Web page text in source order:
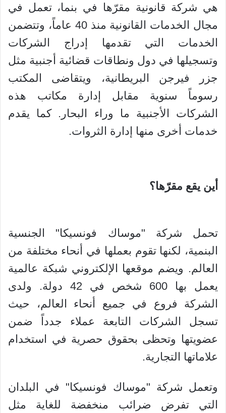
هي شركة قانونية مقرّها في بنما، تعمل في
مجال الخدمات القانونية منذ 40 عاماً، وتتضمن
الخدمات التي تقدمها إدراج الشركات
وتسجيلها في دول ونطاقات قضائية أجنبية مثل
جزر فيرجن البريطانية، ويتقاضى المكتب
رسوماً سنوية مقابل إدارة مكاتب هذه
الشركات الأجنبية ما وراء البحار. كما يقدم
خدمات أخرى منها إدارة الثروات.
أين يقع مقرّها؟
تحمل شركة "موساك فونسيكا" الجنسية
البنمية، لكنها تقوم بعملها في أنحاء مختلفة من
العالم. ويضم موقعها الإلكتروني شبكة عالمية
يعمل بها 600 شخص في 42 دولة. ولدى
الشركة فروع في جميع أنحاء العالم، حيث
تسجل الشركات التابعة عملاء جدداً ضمن
عضويتها وتحظى بحقوق حصرية في استخدام
علاماتها التجارية.
وتعمل شركة "موساك فونسيكا" في البلدان
التي تفرض ضرائب منخفضة للغاية مثل